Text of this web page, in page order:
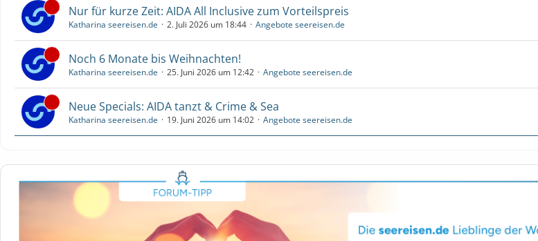
Nur für kurze Zeit: AIDA All Inclusive zum Vorteilspreis
Katharina seereisen.de 2. Juli 2026 um 18:44 Angebote seereisen.de
Noch 6 Monate bis Weihnachten!
Katharina seereisen.de 25. Juni 2026 um 12:42 Angebote seereisen.de
Neue Specials: AIDA tanzt & Crime & Sea
Katharina seereisen.de 19. Juni 2026 um 14:02 Angebote seereisen.de